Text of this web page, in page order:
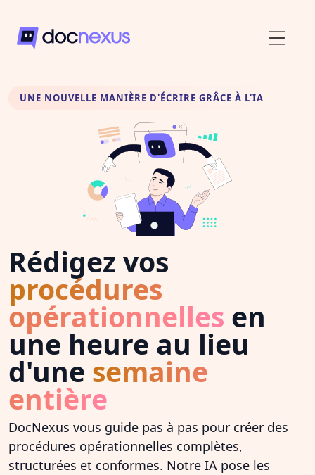
UNE NOUVELLE MANIÈRE D'ÉCRIRE GRÂCE À L'IA
Rédigez vos
procédures
opérationnelles en
une heure au lieu
d'une semaine
entière
DocNexus vous guide pas à pas pour créer des
procédures opérationnelles complètes,
structurées et conformes. Notre IA pose les